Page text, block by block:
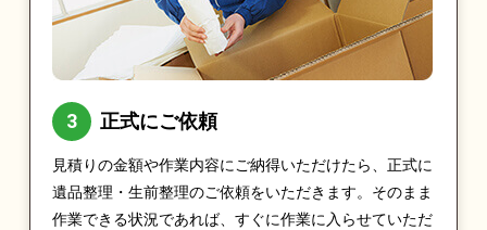
正式にご依頼
見積りの金額や作業内容にご納得いただけたら、正式に
遺品整理・生前整理のご依頼をいただきます。そのまま
作業できる状況であれば、すぐに作業に入らせていただ